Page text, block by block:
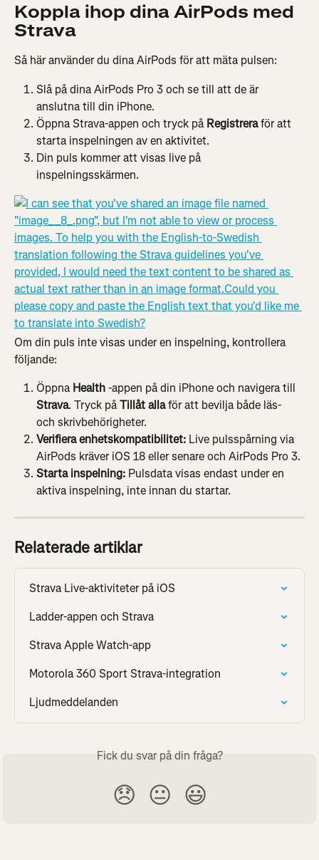
Koppla ihop dina AirPods med
Strava
Så här använder du dina AirPods för att mäta pulsen:
Slå på dina AirPods Pro 3 och se till att de är
anslutna till din iPhone.
Öppna Strava-appen och tryck på Registrera för att
starta inspelningen av en aktivitet.
Din puls kommer att visas live på
inspelningsskärmen.
Om din puls inte visas under en inspelning, kontrollera
följande:
Öppna Health -appen på din iPhone och navigera till
Strava. Tryck på Tillåt alla för att bevilja både läs-
och skrivbehörigheter.
Verifiera enhetskompatibilitet: Live pulsspårning via
AirPods kräver iOS 18 eller senare och AirPods Pro 3.
Starta inspelning: Pulsdata visas endast under en
aktiva inspelning, inte innan du startar.
Relaterade artiklar
Strava Live-aktiviteter på iOS
Ladder-appen och Strava
Strava Apple Watch-app
Motorola 360 Sport Strava-integration
Ljudmeddelanden
Fick du svar på din fråga?
😞 😐 😃